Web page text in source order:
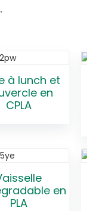
à lunch et
en
CPLA
en
PLA